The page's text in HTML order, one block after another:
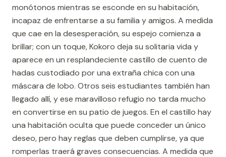
monótonos mientras se esconde en su habitación,
incapaz de enfrentarse a su familia y amigos. A medida
que cae en la desesperación, su espejo comienza a
brillar; con un toque, Kokoro deja su solitaria vida y
aparece en un resplandeciente castillo de cuento de
hadas custodiado por una extraña chica con una
máscara de lobo. Otros seis estudiantes también han
llegado allí, y ese maravilloso refugio no tarda mucho
en convertirse en su patio de juegos. En el castillo hay
una habitación oculta que puede conceder un único
deseo, pero hay reglas que deben cumplirse, ya que
romperlas traerá graves consecuencias. A medida que